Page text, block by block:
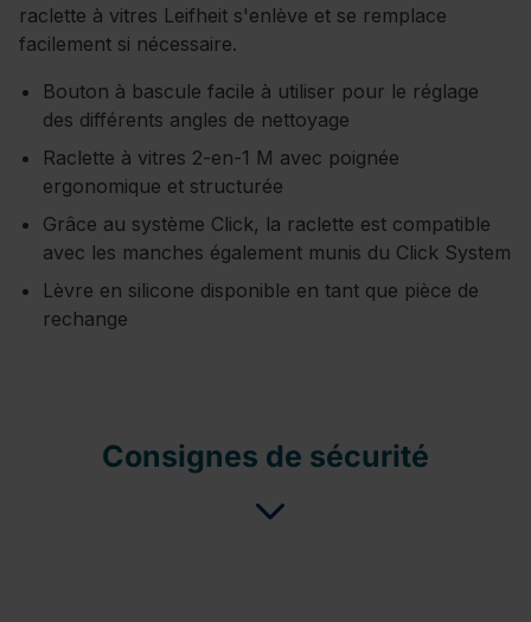
raclette à vitres Leifheit s'enlève et se remplace
facilement si nécessaire.
Bouton à bascule facile à utiliser pour le réglage
des différents angles de nettoyage
Raclette à vitres 2-en-1 M avec poignée
ergonomique et structurée
Grâce au système Click, la raclette est compatible
avec les manches également munis du Click System
Lèvre en silicone disponible en tant que pièce de
rechange
Consignes de sécurité